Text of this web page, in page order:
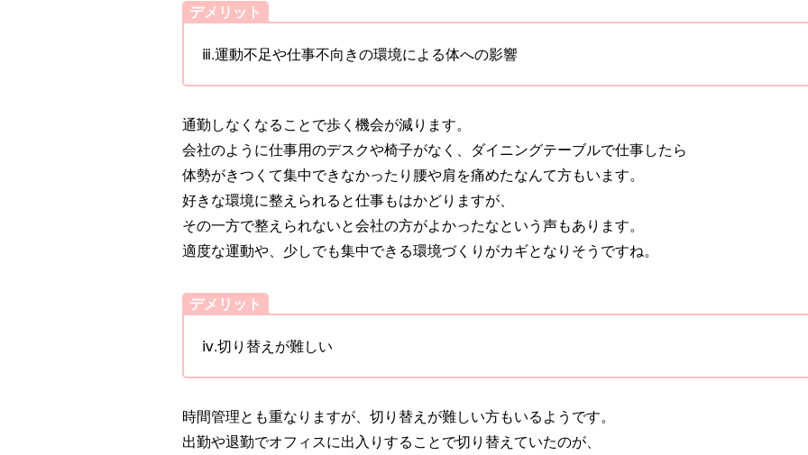
デメリット
ⅲ.運動不足や仕事不向きの環境による体への影響
通勤しなくなることで歩く機会が減ります。
会社のように仕事用のデスクや椅子がなく、ダイニングテーブルで仕事したら
体勢がきつくて集中できなかったり腰や肩を痛めたなんて方もいます。
好きな環境に整えられると仕事もはかどりますが、
その一方で整えられないと会社の方がよかったなという声もあります。
適度な運動や、少しでも集中できる環境づくりがカギとなりそうですね。
デメリット
ⅳ.切り替えが難しい
時間管理とも重なりますが、切り替えが難しい方もいるようです。
出勤や退勤でオフィスに出入りすることで切り替えていたのが、